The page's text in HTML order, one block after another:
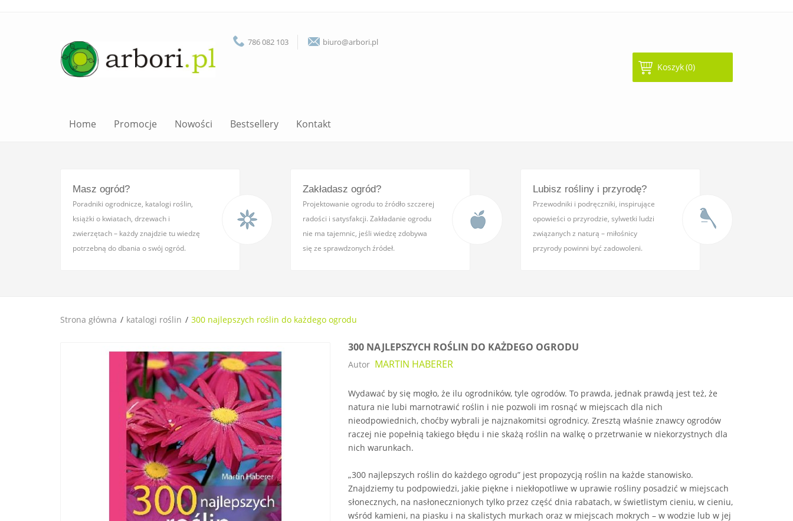
786 082 103 biuro@arbori.pl
Koszyk(0)
Home Promocje Nowości Bestsellery Kontakt
Masz ogród?
Poradniki ogrodnicze, katalogi roślin,
książki o kwiatach, drzewach i
zwierzętach – każdy znajdzie tu wiedzę
potrzebną do dbania o swój ogród.
Zakładasz ogród?
Projektowanie ogrodu to źródło szczerej
radości i satysfakcji. Zakładanie ogrodu
nie ma tajemnic, jeśli wiedzę zdobywa
się ze sprawdzonych źródeł.
Lubisz rośliny i przyrodę?
Przewodniki i podręczniki, inspirujące
opowieści o przyrodzie, sylwetki ludzi
związanych z naturą – miłośnicy
przyrody powinni być zadowoleni.
Strona główna katalogi roślin 300 najlepszych roślin do każdego ogrodu
300 NAJLEPSZYCH ROŚLIN DO KAŻDEGO OGRODU
Autor MARTIN HABERER
Wydawać by się mogło, że ilu ogrodników, tyle ogrodów. To prawda, jednak prawdą jest też, że
natura nie lubi marnotrawić roślin i nie pozwoli im rosnąć w miejscach dla nich
nieodpowiednich, choćby wybrali je najznakomitsi ogrodnicy. Zresztą właśnie znawcy ogrodów
raczej nie popełnią takiego błędu i nie skażą roślin na walkę o przetrwanie w niekorzystnych dla
nich warunkach.
„300 najlepszych roślin do każdego ogrodu” jest propozycją roślin na każde stanowisko.
Znajdziemy tu podpowiedzi, jakie piękne i niekłopotliwe w uprawie rośliny posadzić w miejscach
słonecznych, na nasłonecznionych tylko przez część dnia rabatach, w świetlistym cieniu, w cieniu,
wśród kamieni, na piasku i na skalistych murkach oraz w miejscach mokrych – w wodzie lub w jej